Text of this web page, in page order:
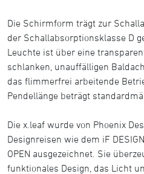
Die Schirmform trägt zur
der Schallabsorptionsklasse D
Leuchte ist über eine
schlanken, unauffälligen
das flimmerfrei arbeitende
Pendellänge beträgt
Die x.leaf wurde von Phoenix
Designreisen wie dem iF
OPEN ausgezeichnet. Sie
funktionales Design, das Licht